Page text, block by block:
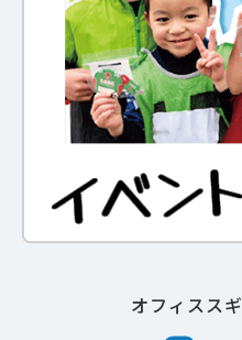
オフィスス